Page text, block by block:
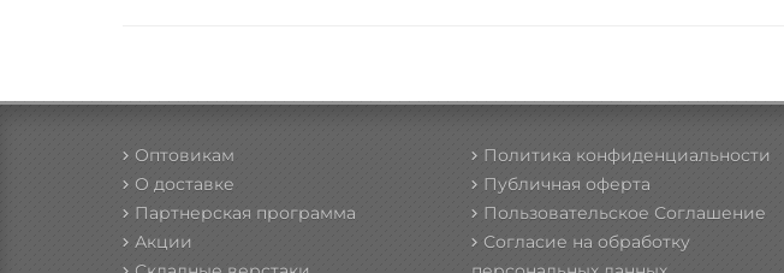
Оптовикам
О доставке
Партнерская программа
Акции
Политика конфиденциальности
Публичная оферта
Пользовательское Соглашение
Согласие на обработку